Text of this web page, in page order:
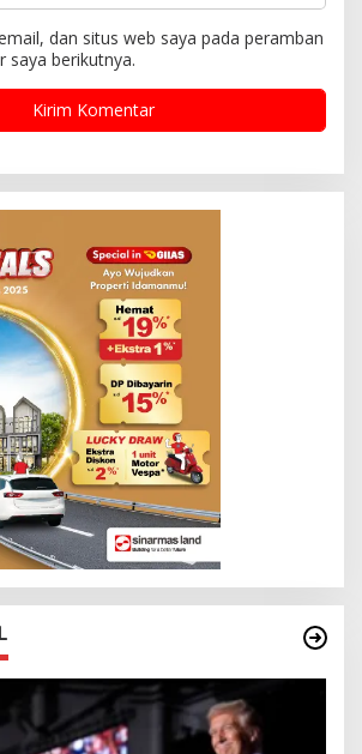
dan situs web saya pada peramban
saya berikutnya.